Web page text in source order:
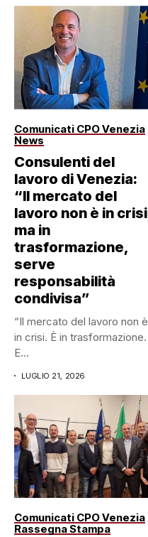
Comunicati CPO Venezia
News
Consulenti del
lavoro di Venezia:
“Il mercato del
lavoro non è in crisi
ma in
trasformazione,
serve
responsabilità
condivisa”
“Il mercato del lavoro non è
in crisi. È in trasformazione.
E...
LUGLIO 21, 2026
Comunicati CPO Venezia
Rassegna Stampa